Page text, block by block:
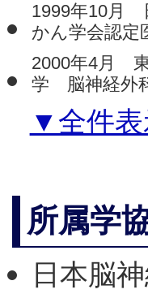
1999年10月
かん学会認定
2000年4月
学 脳神経外
▼全件表
所属学
日本脳